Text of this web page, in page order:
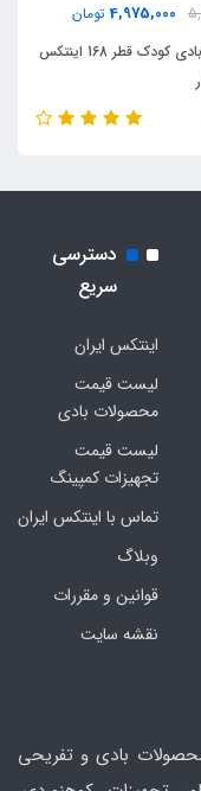
4,975,000 تومان
استخر بادی کودک قطر 168 اینتکس
دسترسی
سریع
اینتکس ایران
لیست قیمت
محصولات بادی
لیست قیمت
تجهیزات کمپینگ
تماس با اینتکس ایران
وبلاگ
قوانین و مقررات
نقشه سایت
بادی و تفریحی